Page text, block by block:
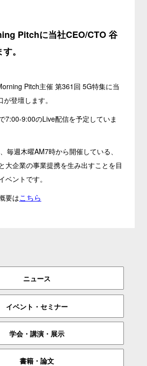
ニュース
イベント・セミナー
学会・講演・展示
書籍・論文
Pitchに当社CEO/CTO 谷
。
Pitch主催 第361回 5G特集に当
登壇します。
7:00-9:00のLive配信を予定していま
毎週木曜AM7時から開催している、
大企業の事業提携を生み出すことを目
ベントです。
要はこちら